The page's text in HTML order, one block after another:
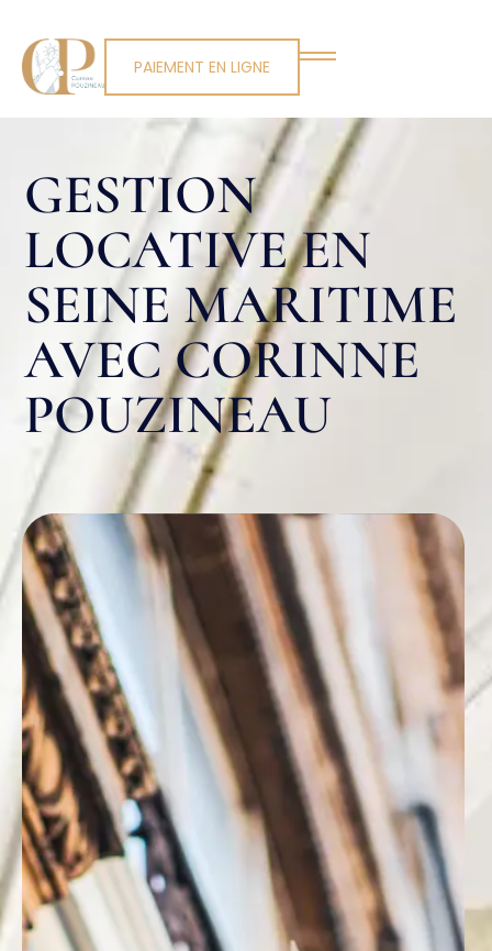
PAIEMENT EN LIGNE
GESTION
LOCATIVE EN
SEINE MARITIME
AVEC CORINNE
POUZINEAU